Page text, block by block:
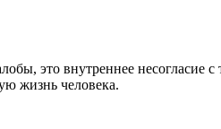
это внутреннее несогласие с
жизнь человека.